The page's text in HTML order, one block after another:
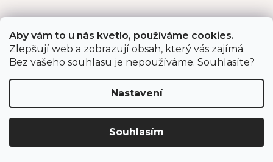
Aby vám to u nás kvetlo, používáme cookies.
Zlepšují web a zobrazují obsah, který vás zajímá.
Bez vašeho souhlasu je nepoužíváme. Souhlasíte?
Nastavení
Souhlasím